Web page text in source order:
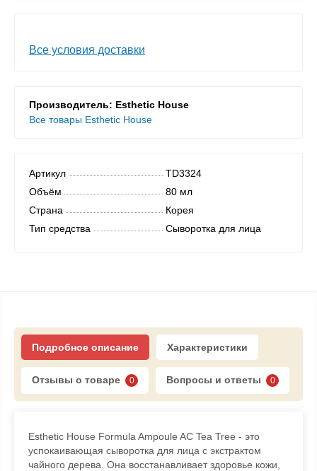
Все условия доставки
Производитель: Esthetic House
Все товары Esthetic House
Артикул
TD3324
Объём
80 мл
Страна
Корея
Тип средства
Сыворотка для лица
Подробное описание Характеристики
Отзывы о товаре 0 Вопросы и ответы 0
Esthetic House Formula Ampoule AC Tea Tree - это
успокаивающая сыворотка для лица с экстрактом
чайного дерева. Она восстанавливает здоровье кожи,